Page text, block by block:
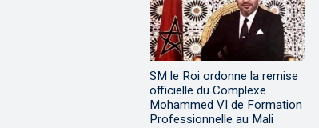
SM le Roi ordonne la remise
officielle du Complexe
Mohammed VI de Formation
Professionnelle au Mali